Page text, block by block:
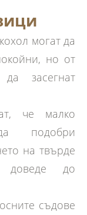
могат да
но от
засегнат
че малко
подобри
на твърде
до
съдове